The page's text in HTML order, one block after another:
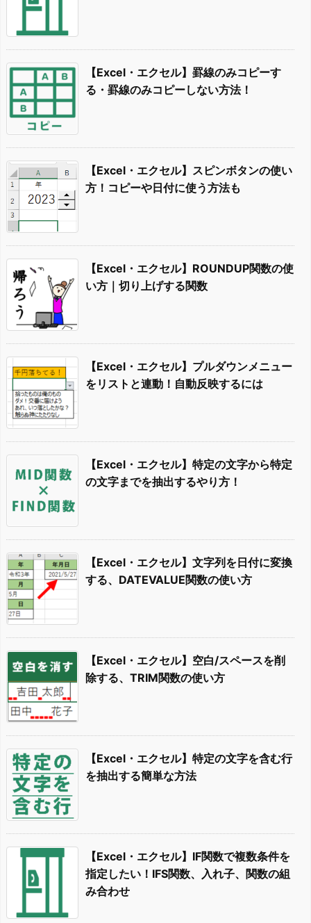
【Excel・エクセル】罫線のみコピーす
る・罫線のみコピーしない方法！
【Excel・エクセル】スピンボタンの使い
方！コピーや日付に使う方法も
【Excel・エクセル】ROUNDUP関数の使
い方｜切り上げする関数
【Excel・エクセル】プルダウンメニュー
をリストと連動！自動反映するには
【Excel・エクセル】特定の文字から特定
の文字までを抽出するやり方！
【Excel・エクセル】文字列を日付に変換
する、DATEVALUE関数の使い方
【Excel・エクセル】空白/スペースを削
除する、TRIM関数の使い方
【Excel・エクセル】特定の文字を含む行
を抽出する簡単な方法
【Excel・エクセル】IF関数で複数条件を
指定したい！IFS関数、入れ子、関数の組
み合わせ